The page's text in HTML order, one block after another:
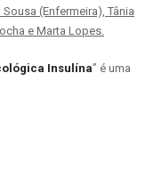
Sousa (Enfermeira), Tânia
e Marta Lopes.
Insulína” é uma